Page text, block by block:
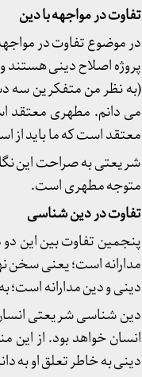
تفاوت در مواجهه با دین
در موضوع تفاوت در
پروژه اصلاح دینی
(به نظر من متفکرین سه
می دانم. مطهری معتقد
معتقد است که ما باید از
شریعتی به صراحت این
متوجه مطهری است.
تفاوت در دین شناسی
پنجمین تفاوت بین این
مدارانه است؛ یعنی سخن
دینی و دین مدارانه است؛
دین شناسی شریعتی انسان
انسان خواهد بود. از این
دینی به خاطر تعلق او